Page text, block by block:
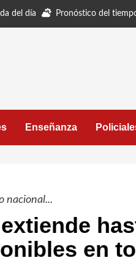
del día Pronóstico del
Enseñanza
nacional...
en